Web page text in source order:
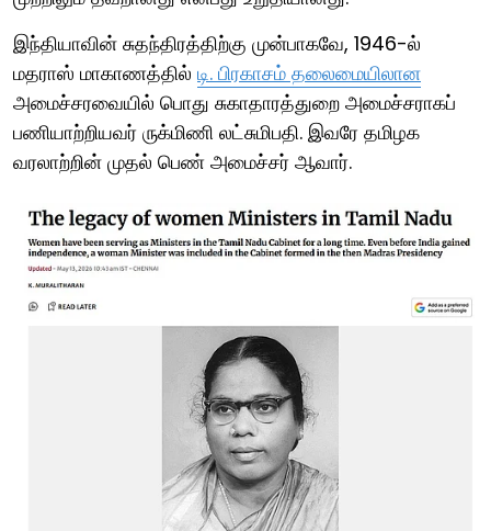
இந்தியாவின் சுதந்திரத்திற்கு முன்பாகவே, 1946-ல்
மதராஸ் மாகாணத்தில் டி. பிரகாசம் தலைமையிலான
அமைச்சரவையில் பொது சுகாதாரத்துறை அமைச்சராகப்
பணியாற்றியவர் ருக்மிணி லட்சுமிபதி. இவரே தமிழக
வரலாற்றின் முதல் பெண் அமைச்சர் ஆவார்.